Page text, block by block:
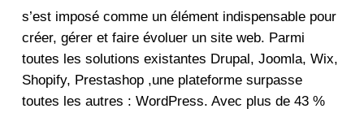
s’est imposé comme un élément indispensable pour
créer, gérer et faire évoluer un site web. Parmi
toutes les solutions existantes Drupal, Joomla, Wix,
Shopify, Prestashop ,une plateforme surpasse
toutes les autres : WordPress. Avec plus de 43 %